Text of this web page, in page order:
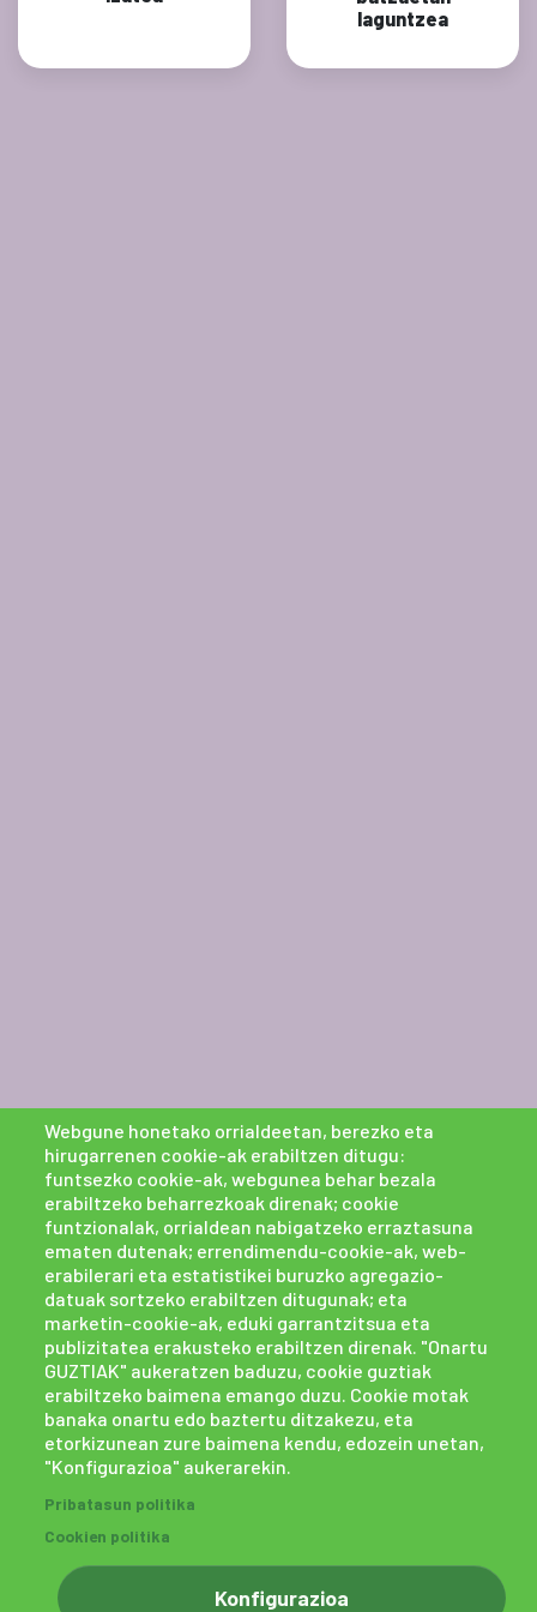
laguntzea
Webgune honetako orrialdeetan, berezko eta
hirugarrenen cookie-ak erabiltzen ditugu:
funtsezko cookie-ak, webgunea behar bezala
erabiltzeko beharrezkoak direnak; cookie
funtzionalak, orrialdean nabigatzeko erraztasuna
ematen dutenak; errendimendu-cookie-ak, web-
erabilerari eta estatistikei buruzko agregazio-
datuak sortzeko erabiltzen ditugunak; eta
marketin-cookie-ak, eduki garrantzitsua eta
publizitatea erakusteko erabiltzen direnak. "Onartu
GUZTIAK" aukeratzen baduzu, cookie guztiak
erabiltzeko baimena emango duzu. Cookie motak
banaka onartu edo baztertu ditzakezu, eta
etorkizunean zure baimena kendu, edozein unetan,
"Konfigurazioa" aukerarekin.
Pribatasun politika
Cookien politika
Konfigurazioa